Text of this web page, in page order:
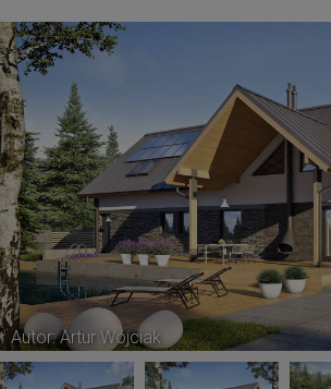
Autor: Artur Wójciak